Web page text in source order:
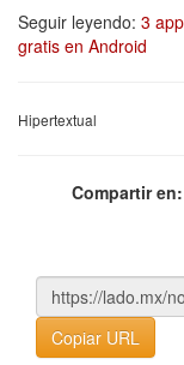
Seguir leyendo: 3
gratis en Android
Hipertextual
Compartir en:
Copiar URL